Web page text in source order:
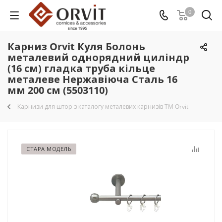
0
Карниз Orvit Куля Болонь
металевий однорядний циліндр
(16 см) гладка труба кільце
металеве Нержавіюча Сталь 16
мм 200 см (5503110)
Карнизи для штор з каталогу металевих карнизів TM Orvit
СТАРА МОДЕЛЬ